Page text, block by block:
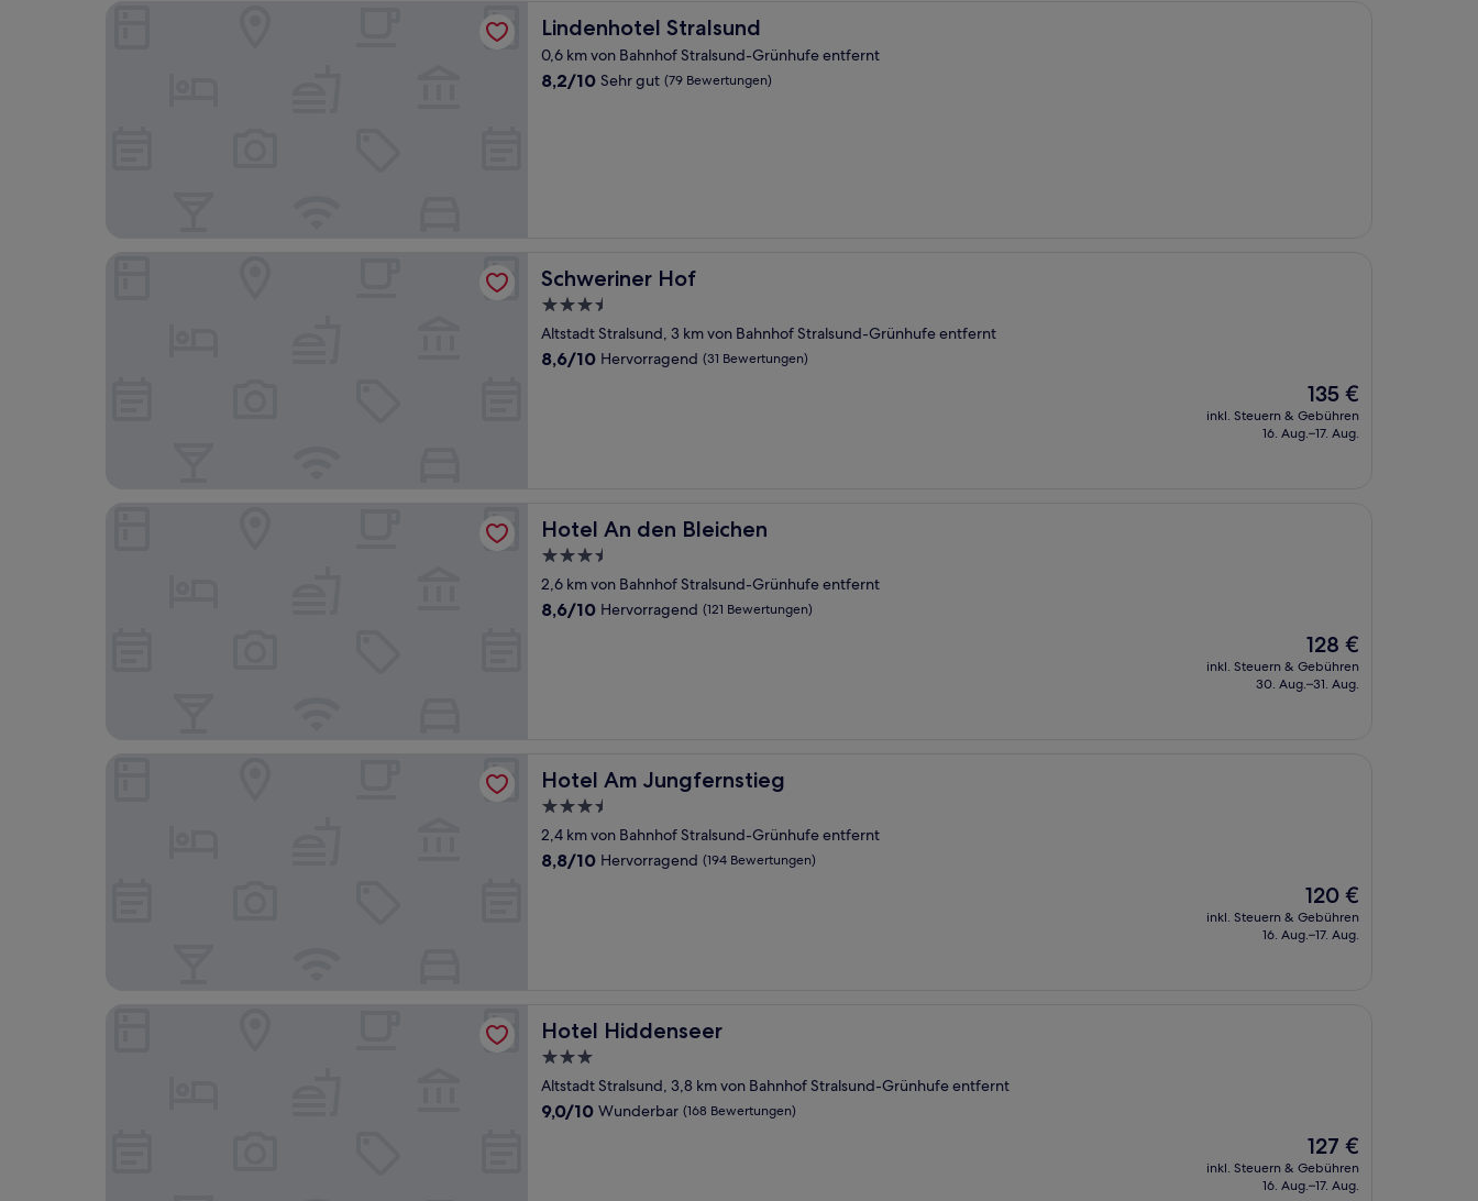
Lindenhotel Stralsund
Lindenhotel Stralsund
0,6 km von Bahnhof Stralsund-Grünhufe entfernt
8.2
8,2/10 Sehr gut (79 Bewertungen)
Schweriner Hof
Schweriner Hof
3.5-
Sterne-
Unterkunft
Altstadt Stralsund, 3 km von Bahnhof Stralsund-Grünhufe entfernt
8.6
8,6/10 Hervorragend (31 Bewertungen)
Der
Preis
beträgt
135 €
inkl. Steuern & Gebühren
16. Aug.–17. Aug.
Hotel An den Bleichen
Hotel An den Bleichen
3.5-
Sterne-
Unterkunft
2,6 km von Bahnhof Stralsund-Grünhufe entfernt
8.6
8,6/10 Hervorragend (121 Bewertungen)
Der
Preis
beträgt
128 €
inkl. Steuern & Gebühren
30. Aug.–31. Aug.
Hotel Am Jungfernstieg
Hotel Am Jungfernstieg
3.5-
Sterne-
Unterkunft
2,4 km von Bahnhof Stralsund-Grünhufe entfernt
8.8
8,8/10 Hervorragend (194 Bewertungen)
Der
Preis
beträgt
120 €
inkl. Steuern & Gebühren
16. Aug.–17. Aug.
Hotel Hiddenseer
Hotel Hiddenseer
3.0-
Sterne-
Unterkunft
Altstadt Stralsund, 3,8 km von Bahnhof Stralsund-Grünhufe entfernt
9.0
9,0/10 Wunderbar (168 Bewertungen)
Der
Preis
beträgt
127 €
inkl. Steuern & Gebühren
16. Aug.–17. Aug.